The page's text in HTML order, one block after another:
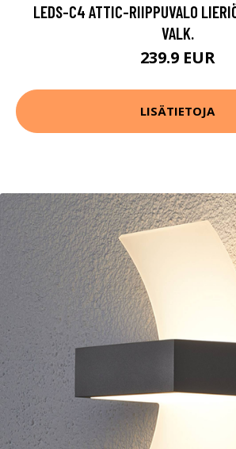
LEDS-C4 ATTIC-RIIPPUVALO
VALK.
239.9 EUR
LISÄTIETOJA